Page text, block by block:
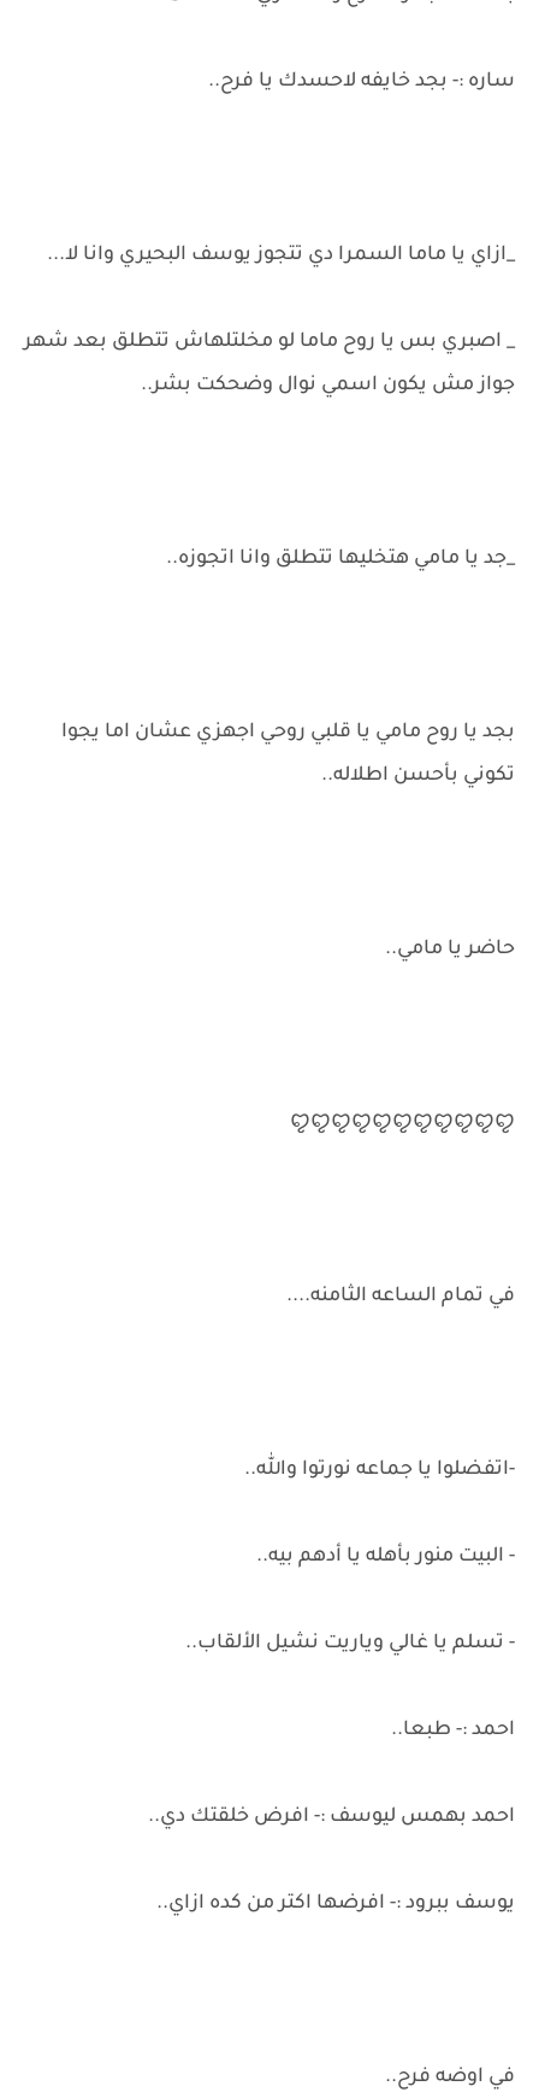
ساره :- بجد خايفه لاحسدك يا فرح..
_ازاي يا ماما السمرا دي تتجوز يوسف البحيري وانا لا...
_ اصبري بس يا روح ماما لو مخلتلهاش تتطلق بعد شهر
جواز مش يكون اسمي نوال وضحكت بشر..
_جد يا مامي هتخليها تتطلق وانا اتجوزه..
بجد يا روح مامي يا قلبي روحي اجهزي عشان اما يجوا
تكوني بأحسن اطلاله..
حاضر يا مامي..
ꨄ︎ꨄ︎ꨄ︎ꨄ︎ꨄ︎ꨄ︎ꨄ︎ꨄ︎ꨄ︎ꨄ︎ꨄ︎
في تمام الساعه الثامنه....
-اتفضلوا يا جماعه نورتوا والله..
- البيت منور بأهله يا أدهم بيه..
- تسلم يا غالي وياريت نشيل الألقاب..
احمد :- طبعا..
احمد بهمس ليوسف :- افرض خلقتك دي..
يوسف ببرود :- افرضها اكتر من كده ازاي..
في اوضه فرح..